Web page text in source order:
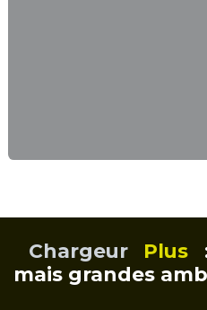
Chargeur Plus
mais grandes